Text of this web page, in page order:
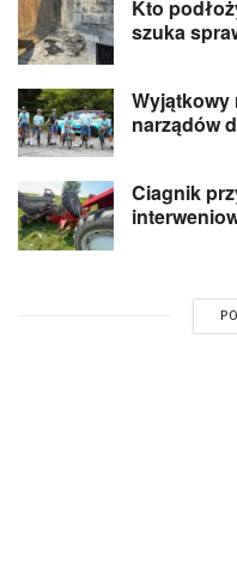
Kto
szuka
Wyjątkowy
narządów
Ciagnik